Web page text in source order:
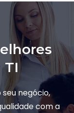
TI
negócio,
com a